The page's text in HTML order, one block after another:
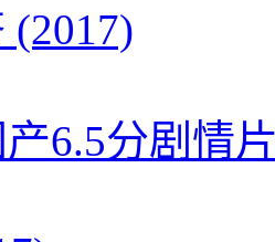
(2017)
产6.5分剧情